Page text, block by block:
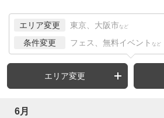
エリア変更 東京、大阪市 など
条件変更 フェス、無料イベント など
エリア変更
6月